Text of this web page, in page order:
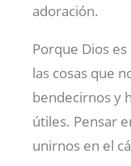
adoración.
Porque Dios
las cosas que
bendecirnos y
útiles. Pensar
unirnos en el